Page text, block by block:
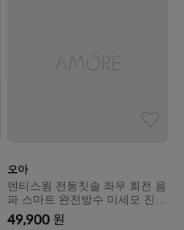
오아
덴티스윙 전동칫솔 좌우 회전 음
파 스마트 완전방수 미세모 진동
칫솔
49,900 원